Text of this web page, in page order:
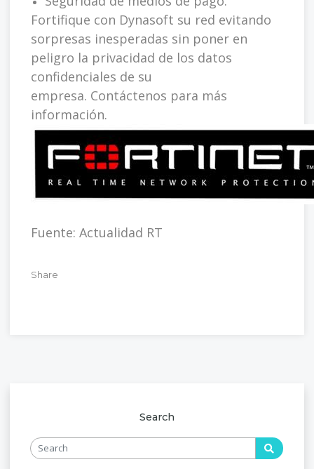
Fortifique con Dynasoft su red evitando
sorpresas inesperadas sin poner en
peligro la privacidad de los datos
confidenciales de su
empresa. Contáctenos para más
información.
Fuente:Actualidad RT
Share
Search